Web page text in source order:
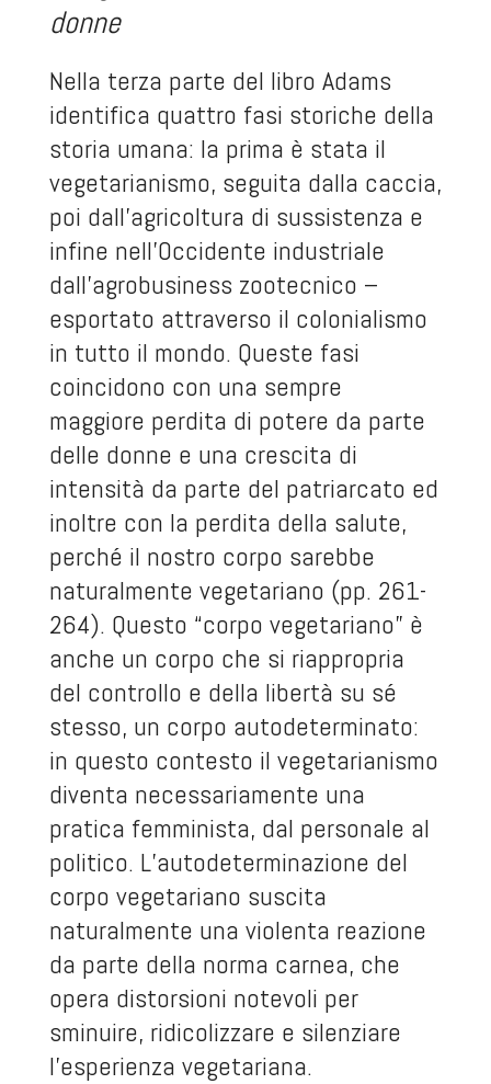
donne
Nella terza parte del libro Adams
identifica quattro fasi storiche della
storia umana: la prima è stata il
vegetarianismo, seguita dalla caccia,
poi dall’agricoltura di sussistenza e
infine nell’Occidente industriale
dall’agrobusiness zootecnico –
esportato attraverso il colonialismo
in tutto il mondo. Queste fasi
coincidono con una sempre
maggiore perdita di potere da parte
delle donne e una crescita di
intensità da parte del patriarcato ed
inoltre con la perdita della salute,
perché il nostro corpo sarebbe
naturalmente vegetariano (pp. 261-
264). Questo “corpo vegetariano” è
anche un corpo che si riappropria
del controllo e della libertà su sé
stesso, un corpo autodeterminato:
in questo contesto il vegetarianismo
diventa necessariamente una
pratica femminista, dal personale al
politico. L’autodeterminazione del
corpo vegetariano suscita
naturalmente una violenta reazione
da parte della norma carnea, che
opera distorsioni notevoli per
sminuire, ridicolizzare e silenziare
l’esperienza vegetariana.